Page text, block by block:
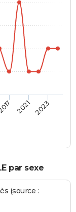
2021 2023
par sexe
(source :